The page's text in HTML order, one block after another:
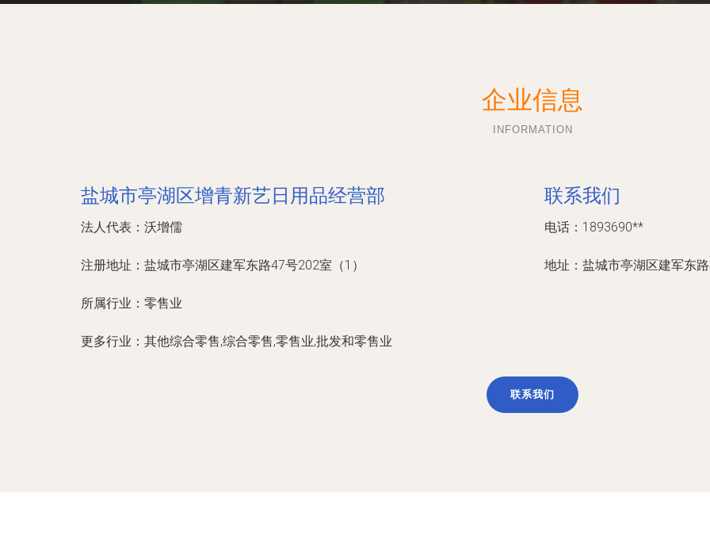
企业信息
INFORMATION
盐城市亭湖区增青新艺日用品经营部
法人代表： 沃增儒
注册地址： 盐城市亭湖区建军东路47号202室（1）
所属行业： 零售业
更多行业： 其他综合零售,综合零售,零售业,批发和零售业
联系我们
电话：1893690**
地址：盐城市亭湖区建军东路
联系我们